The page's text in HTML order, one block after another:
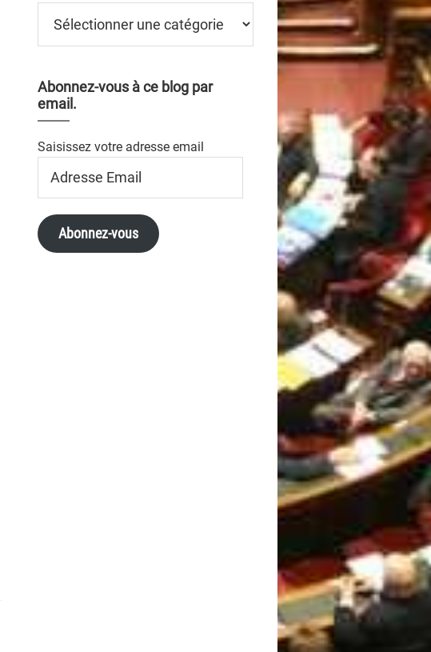
Abonnez-vous à ce blog par
email.
Saisissez votre adresse email
Email
Abonnez-vous